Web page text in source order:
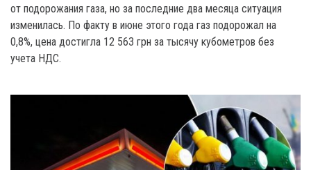
от подорожания газа, но за последние два месяца ситуация
изменилась. По факту в июне этого года газ подорожал на
0,8%, цена достигла 12 563 грн за тысячу кубометров без
учета НДС.